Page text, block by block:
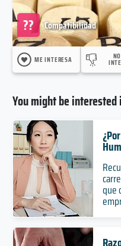
Compatibilidad
??
ME INTERESA
You might be interested
que